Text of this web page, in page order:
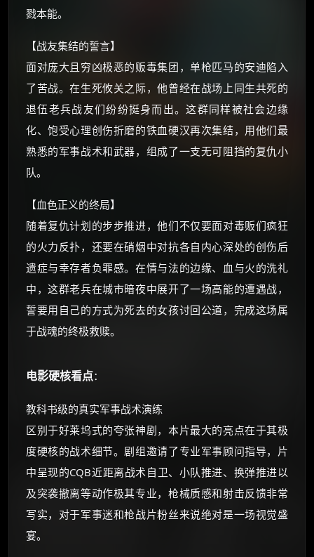
戮本能。
【战友集结的誓言】
面对庞大且穷凶极恶的贩毒集团，单枪匹马的安迪陷入
了苦战。在生死攸关之际，他曾经在战场上同生共死的
退伍老兵战友们纷纷挺身而出。这群同样被社会边缘
化、饱受心理创伤折磨的铁血硬汉再次集结，用他们最
熟悉的军事战术和武器，组成了一支无可阻挡的复仇小
队。
【血色正义的终局】
随着复仇计划的步步推进，他们不仅要面对毒贩们疯狂
的火力反扑，还要在硝烟中对抗各自内心深处的创伤后
遗症与幸存者负罪感。在情与法的边缘、血与火的洗礼
中，这群老兵在城市暗夜中展开了一场高能的遭遇战，
誓要用自己的方式为死去的女孩讨回公道，完成这场属
于战魂的终极救赎。
电影硬核看点：
教科书级的真实军事战术演练
区别于好莱坞式的夸张神剧，本片最大的亮点在于其极
度硬核的战术细节。剧组邀请了专业军事顾问指导，片
中呈现的CQB近距离战术自卫、小队推进、换弹推进以
及突袭撤离等动作极其专业，枪械质感和射击反馈非常
写实，对于军事迷和枪战片粉丝来说绝对是一场视觉盛
宴。
价格有浮动，请直接搜索查最低价！
优惠券、活动红包，每日可领。
⚡ 前往【大淘客】领红包